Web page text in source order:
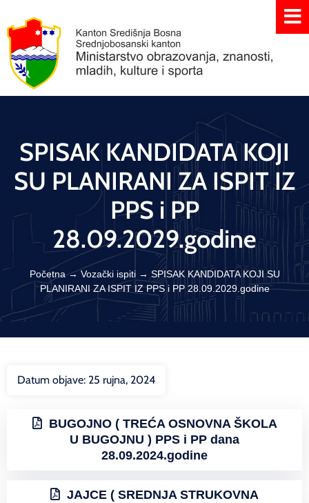
SPISAK KANDIDATA KOJI
SU PLANIRANI ZA ISPIT IZ
PPS i PP
28.09.2029.godine
Početna→Vozački ispiti→ SPISAK KANDIDATA KOJI SU
PLANIRANI ZA ISPIT IZ PPS i PP 28.09.2029.godine
Datum objave: 25 rujna, 2024
BUGOJNO ( TREĆA OSNOVNA ŠKOLA
U BUGOJNU ) PPS i PP dana
28.09.2024.godine
JAJCE ( SREDNJA STRUKOVNA